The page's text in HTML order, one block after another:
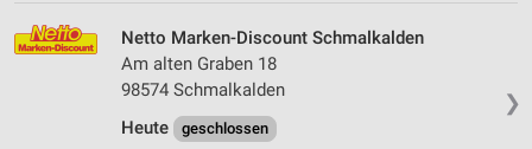
❯
Netto Marken-Discount Schmalkalden
Am alten Graben 18
98574 Schmalkalden
Heute
geschlossen